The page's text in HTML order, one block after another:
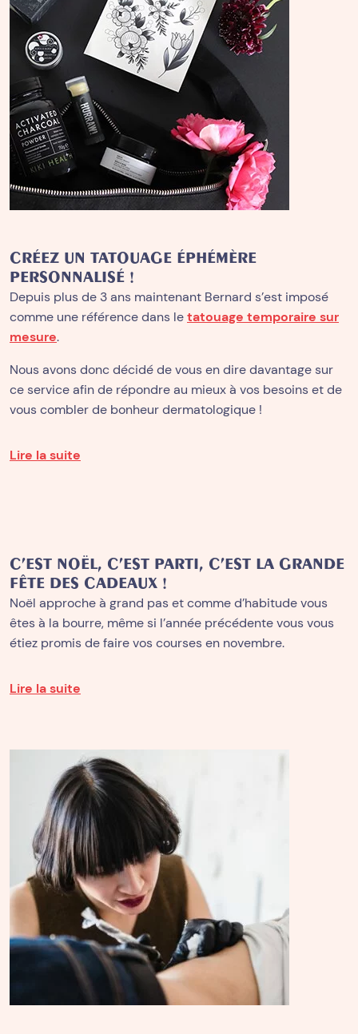
CRÉEZ UN TATOUAGE ÉPHÉMÈRE
PERSONNALISÉ !
Depuis plus de 3 ans maintenant Bernard s’est imposé
comme une référence dans letatouage temporaire sur
mesure.
Nous avons donc décidé de vous en dire davantage sur
ce service afin de répondre au mieux à vos besoins et de
vous combler de bonheur dermatologique !
Lire la suite
C’EST NOËL, C’EST PARTI, C’EST LA GRANDE
FÊTE DES CADEAUX !
Noël approche à grand pas et comme d’habitude vous
êtes à la bourre, même si l’année précédente vous vous
étiez promis de faire vos courses en novembre.
Lire la suite